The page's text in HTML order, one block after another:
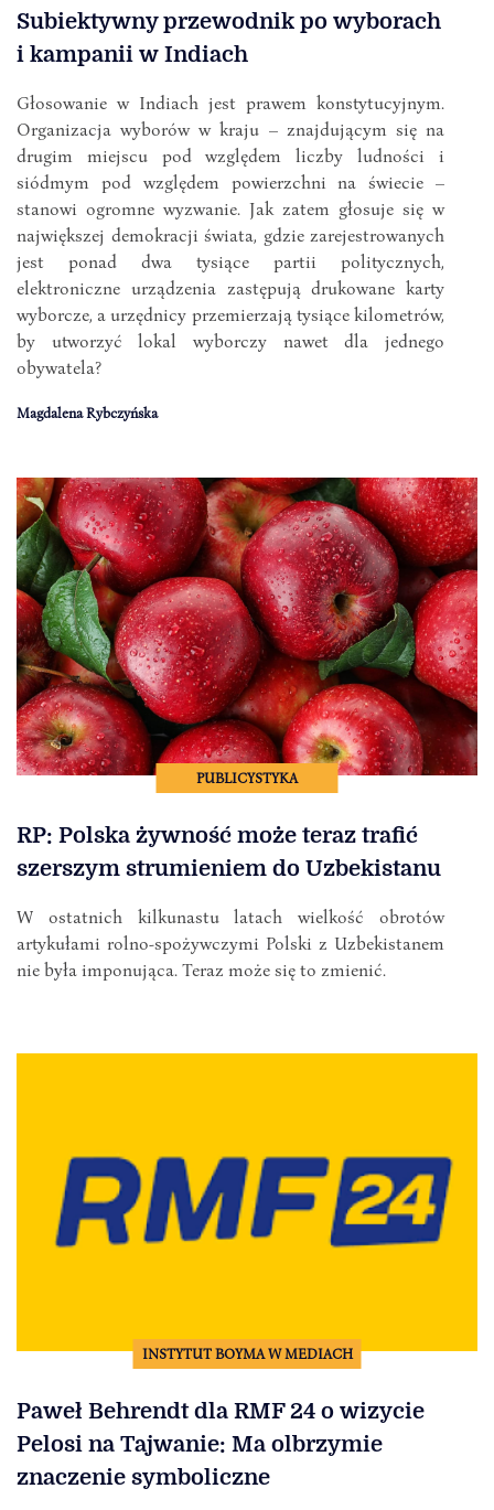
Subiektywny przewodnik po wyborach
i kampanii w Indiach
Głosowanie w Indiach jest prawem konstytucyjnym.
Organizacja wyborów w kraju – znajdującym się na
drugim miejscu pod względem liczby ludności i
siódmym pod względem powierzchni na świecie –
stanowi ogromne wyzwanie. Jak zatem głosuje się w
największej demokracji świata, gdzie zarejestrowanych
jest ponad dwa tysiące partii politycznych,
elektroniczne urządzenia zastępują drukowane karty
wyborcze, a urzędnicy przemierzają tysiące kilometrów,
by utworzyć lokal wyborczy nawet dla jednego
obywatela?
Magdalena Rybczyńska
PUBLICYSTYKA
RP: Polska żywność może teraz trafić
szerszym strumieniem do Uzbekistanu
W ostatnich kilkunastu latach wielkość obrotów
artykułami rolno-spożywczymi Polski z Uzbekistanem
nie była imponująca. Teraz może się to zmienić.
INSTYTUT BOYMA W MEDIACH
Paweł Behrendt dla RMF 24 o wizycie
Pelosi na Tajwanie: Ma olbrzymie
znaczenie symboliczne